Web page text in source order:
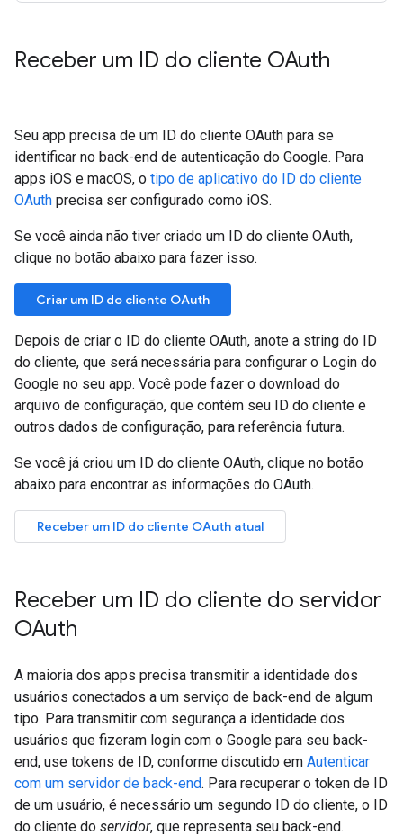
Receber um ID do cliente OAuth
Seu app precisa de um ID do cliente OAuth para se
identificar no back-end de autenticação do Google. Para
apps iOS e macOS, o tipo de aplicativo do ID do cliente
OAuth precisa ser configurado como iOS.
Se você ainda não tiver criado um ID do cliente OAuth,
clique no botão abaixo para fazer isso.
Criar um ID do cliente OAuth
Depois de criar o ID do cliente OAuth, anote a string do ID
do cliente, que será necessária para configurar o Login do
Google no seu app. Você pode fazer o download do
arquivo de configuração, que contém seu ID do cliente e
outros dados de configuração, para referência futura.
Se você já criou um ID do cliente OAuth, clique no botão
abaixo para encontrar as informações do OAuth.
Receber um ID do cliente OAuth atual
Receber um ID do cliente do servidor
OAuth
A maioria dos apps precisa transmitir a identidade dos
usuários conectados a um serviço de back-end de algum
tipo. Para transmitir com segurança a identidade dos
usuários que fizeram login com o Google para seu back-
end, use tokens de ID, conforme discutido em Autenticar
com um servidor de back-end. Para recuperar o token de ID
de um usuário, é necessário um segundo ID do cliente, o ID
do cliente do servidor, que representa seu back-end.